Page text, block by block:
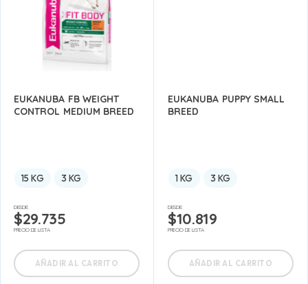
EUKANUBA FB WEIGHT
CONTROL MEDIUM BREED
15 KG 3 KG
DESDE:
$29.735
PRECIO DE LISTA
AÑADIR AL CARRITO
EUKANUBA PUPPY SMALL
BREED
1 KG 3 KG
DESDE:
$10.819
PRECIO DE LISTA
AÑADIR AL CARRITO